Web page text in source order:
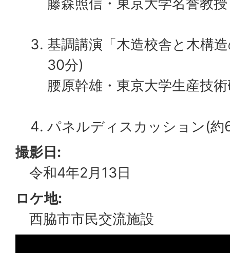
基調講演「木造校舎と木構
30分)
腰原幹雄・東京大学生産技
パネルディスカッション(約
撮影日:
令和4年2月13日
ロケ地:
西脇市市民交流施設